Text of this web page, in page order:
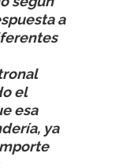
a
el
esa
ya